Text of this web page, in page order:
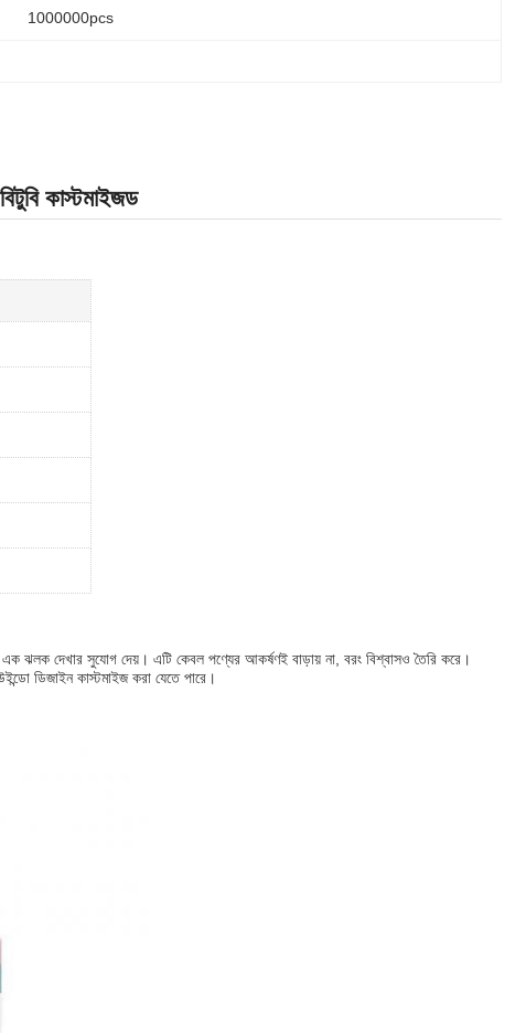
1000000pcs
কাস্টমাইজড
এক ঝলক দেখার সুযোগ দেয়। এটি কেবল পণ্যের আকর্ষণই বাড়ায় না, বরং বিশ্বাসও তৈরি করে।
ডিজাইন কাস্টমাইজ করা যেতে পারে।